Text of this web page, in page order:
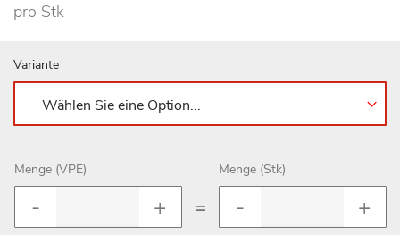
pro Stk
Variante
Menge (VPE)
=
Menge (Stk)